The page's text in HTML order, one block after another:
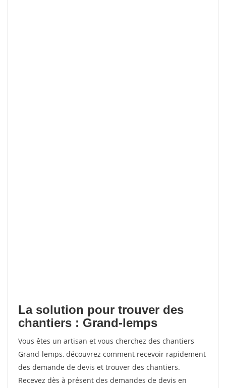
La solution pour trouver des
chantiers : Grand-lemps
Vous êtes un artisan et vous cherchez des chantiers
Grand-lemps, découvrez comment recevoir rapidement
des demande de devis et trouver des chantiers.
Recevez dès à présent des demandes de devis en